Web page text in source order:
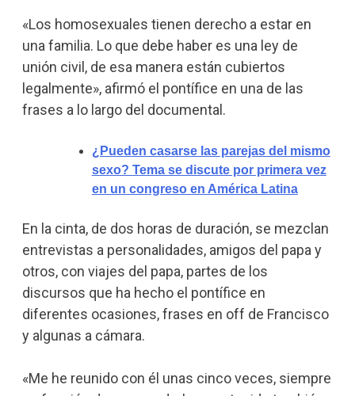
«Los homosexuales tienen derecho a estar en
una familia. Lo que debe haber es una ley de
unión civil, de esa manera están cubiertos
legalmente», afirmó el pontífice en una de las
frases a lo largo del documental.
¿Pueden casarse las parejas del mismo
sexo? Tema se discute por primera vez
en un congreso en América Latina
En la cinta, de dos horas de duración, se mezclan
entrevistas a personalidades, amigos del papa y
otros, con viajes del papa, partes de los
discursos que ha hecho el pontífice en
diferentes ocasiones, frases en off de Francisco
y algunas a cámara.
«Me he reunido con él unas cinco veces, siempre